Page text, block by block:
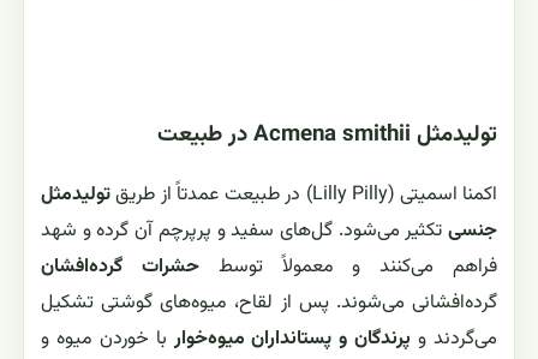
تولیدمثل Acmena smithii در طبیعت
اکمنا اسمیتی (Lilly Pilly) در طبیعت عمدتاً از طریق
تولیدمثل
جنسیتکثیر می‌شود. گل‌های سفید و پرپرچم آن گرده و شهد
فراهم می‌کنند و معمولاً توسطحشرات گرده‌افشان
گرده‌افشانی می‌شوند. پس از لقاح، میوه‌های گوشتی تشکیل
می‌گردند و پرندگان و پستانداران میوه‌خواربا خوردن میوه و